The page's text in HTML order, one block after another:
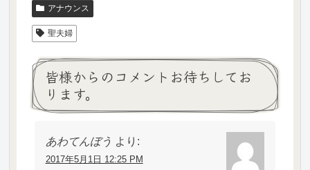
アナウンス
聖夫婦
皆様からのコメントお待ちしてお
ります。
あわてんぼう より:
2017年5月1日 12:25 PM